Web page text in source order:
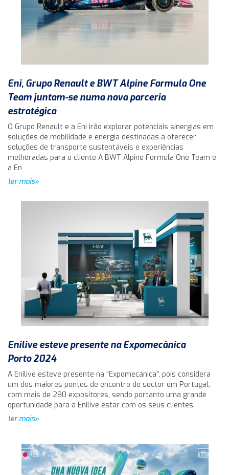
Eni, Grupo Renault e BWT Alpine Formula One
Team juntam-se numa nova parceria
estratégica
O Grupo Renault e a Eni irão explorar potenciais sinergias em
soluções de mobilidade e energia destinadas a oferecer
soluções de transporte sustentáveis e experiências
melhoradas para o cliente A BWT Alpine Formula One Team e
a En
ler mais»
Enilive esteve presente na Expomecânica
Porto 2024
A Enilive esteve presente na “Expomecánica”, pois considera
um dos maiores pontos de encontro do sector em Portugal,
com mais de 280 expositores, sendo portanto uma grande
oportunidade para a Enilive estar com os seus clientes.
ler mais»